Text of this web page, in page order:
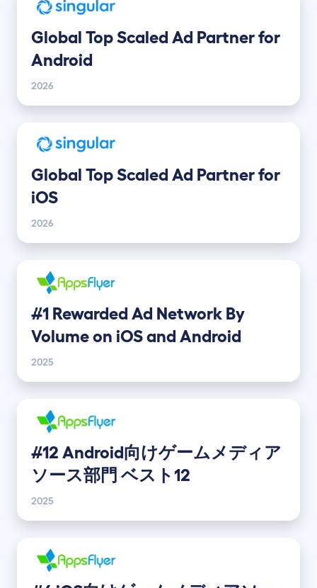
Global Top Scaled Ad Partner for
Android
2026
Global Top Scaled Ad Partner for
iOS
2026
#1 Rewarded Ad Network By
Volume on iOS and Android
2025
#12 Android向けゲームメディア
ソース部門 ベスト12
2025